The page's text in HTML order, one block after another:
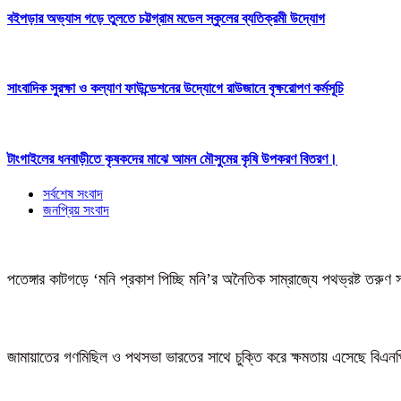
বইপড়ার অভ্যাস গড়ে তুলতে চট্টগ্রাম মডেল স্কুলের ব্যতিক্রমী উদ্যোগ
সাংবাদিক সুরক্ষা ও কল্যাণ ফাউন্ডেশনের উদ্যোগে রাউজানে বৃক্ষরোপণ কর্মসূচি
টাংগাইলের ধনবাড়ীতে কৃষকদের মাঝে আমন মৌসুমের কৃষি উপকরণ বিতরণ।
সর্বশেষ সংবাদ
জনপ্রিয় সংবাদ
পতেঙ্গার কাটগড়ে ‘মনি প্রকাশ পিচ্ছি মনি’র অনৈতিক সাম্রাজ্যে পথভ্রষ্ট তরুণ
জামায়াতের গণমিছিল ও পথসভা ভারতের সাথে চুক্তি করে ক্ষমতায় এসেছে